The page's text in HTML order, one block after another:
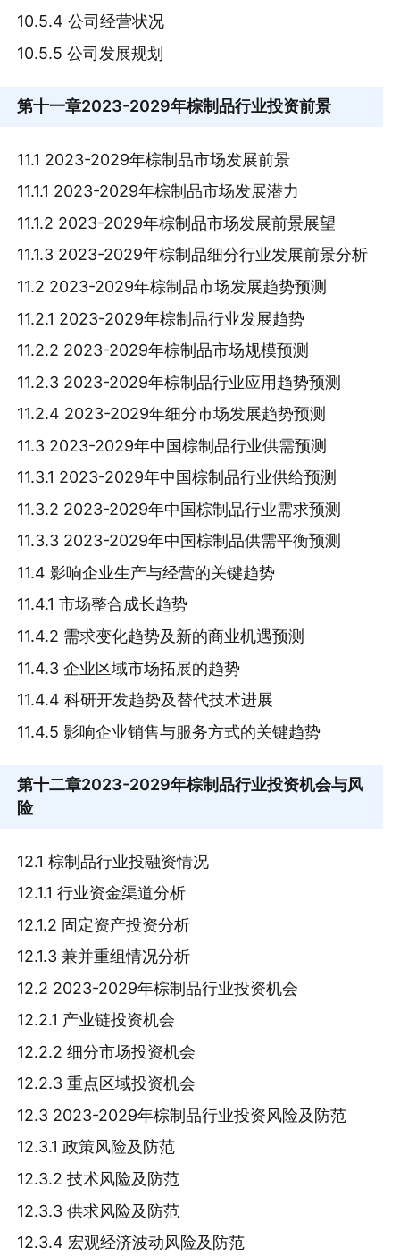
10.5.4 公司经营状况
10.5.5 公司发展规划
第十一章2023-2029年棕制品行业投资前景
11.1 2023-2029年棕制品市场发展前景
11.1.1 2023-2029年棕制品市场发展潜力
11.1.2 2023-2029年棕制品市场发展前景展望
11.1.3 2023-2029年棕制品细分行业发展前景分析
11.2 2023-2029年棕制品市场发展趋势预测
11.2.1 2023-2029年棕制品行业发展趋势
11.2.2 2023-2029年棕制品市场规模预测
11.2.3 2023-2029年棕制品行业应用趋势预测
11.2.4 2023-2029年细分市场发展趋势预测
11.3 2023-2029年中国棕制品行业供需预测
11.3.1 2023-2029年中国棕制品行业供给预测
11.3.2 2023-2029年中国棕制品行业需求预测
11.3.3 2023-2029年中国棕制品供需平衡预测
11.4 影响企业生产与经营的关键趋势
11.4.1 市场整合成长趋势
11.4.2 需求变化趋势及新的商业机遇预测
11.4.3 企业区域市场拓展的趋势
11.4.4 科研开发趋势及替代技术进展
11.4.5 影响企业销售与服务方式的关键趋势
第十二章2023-2029年棕制品行业投资机会与风
险
12.1 棕制品行业投融资情况
12.1.1 行业资金渠道分析
12.1.2 固定资产投资分析
12.1.3 兼并重组情况分析
12.2 2023-2029年棕制品行业投资机会
12.2.1 产业链投资机会
12.2.2 细分市场投资机会
12.2.3 重点区域投资机会
12.3 2023-2029年棕制品行业投资风险及防范
12.3.1 政策风险及防范
12.3.2 技术风险及防范
12.3.3 供求风险及防范
12.3.4 宏观经济波动风险及防范